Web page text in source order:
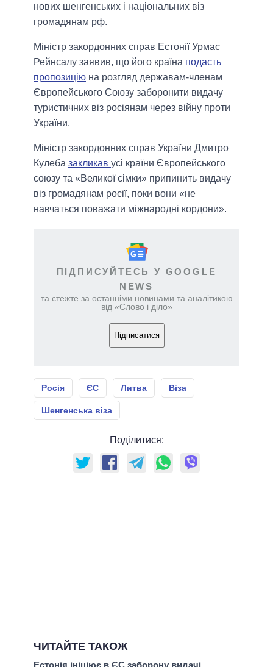
нових шенгенських і національних віз
громадянам рф.
Міністр закордонних справ Естонії Урмас
Рейнсалу заявив, що його країна подасть
пропозицію на розгляд державам-членам
Європейського Союзу заборонити видачу
туристичних віз росіянам через війну проти
України.
Міністр закордонних справ України Дмитро
Кулеба закликав усі країни Європейського
союзу та «Великої сімки» припинить видачу
віз громадянам росії, поки вони «не
навчаться поважати міжнародні кордони».
ПІДПИСУЙТЕСЬ У GOOGLE
NEWS
та стежте за останніми новинами та аналітикою
від «Слово і діло»
Підписатися
Росія ЄС Литва Віза
Шенгенська віза
Поділитися:
ЧИТАЙТЕ ТАКОЖ
Естонія ініціює в ЄС заборону видачі